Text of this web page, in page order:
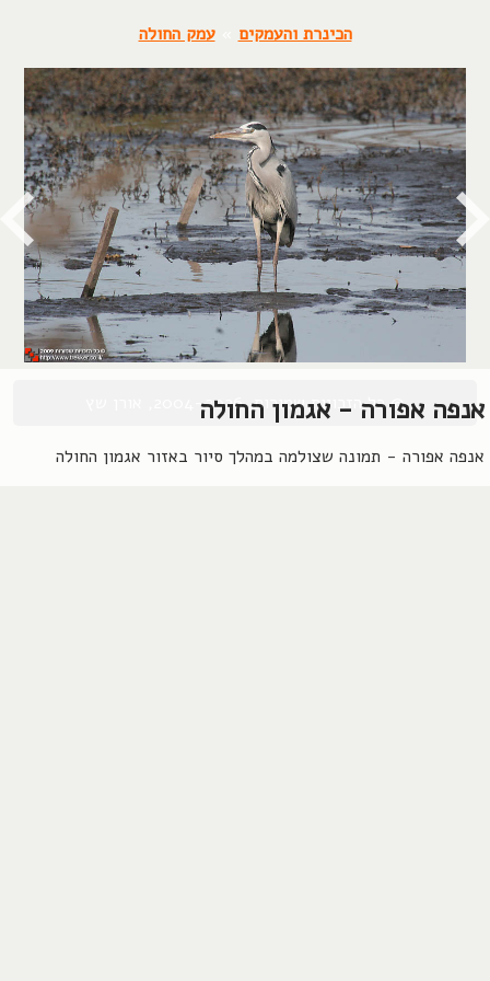
הכינרת והעמקים »עמק החולה
אנפה אפורה - אגמון החולה
אנפה אפורה - תמונה שצולמה במהלך סיור באזור אגמון החולה
© כל הזכויות שמורות, 2004-2026, אורן שץ